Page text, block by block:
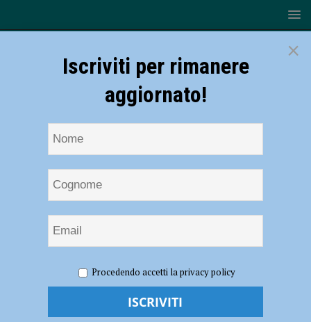
sopravvive alla lotteria dei rigori e passa il turno sull’Imolese
Il Piacenza sopravvive alla lotteria dei
×
Iscriviti per rimanere
aggiornato!
Procedendo accetti la privacy policy